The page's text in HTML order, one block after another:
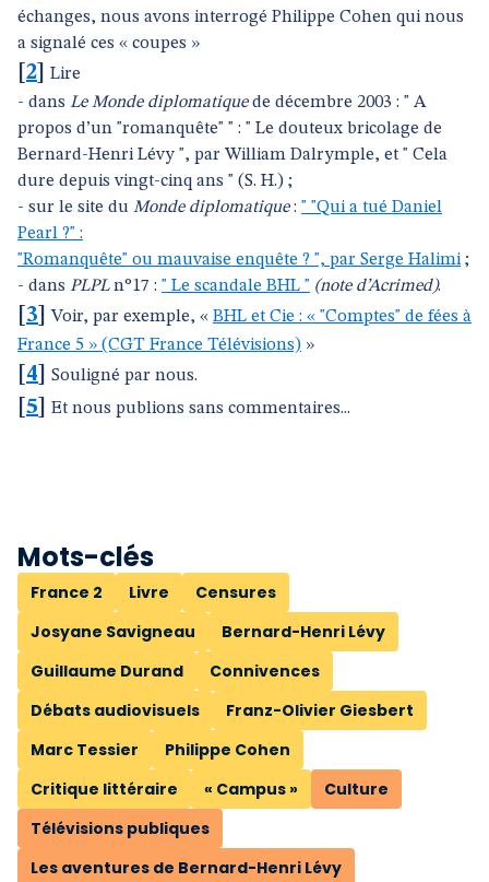
échanges, nous avons interrogé Philippe Cohen qui nous
a signalé ces « coupes »
2
Lire
- dans Le Monde diplomatiquede décembre 2003 : " A
propos d’un "romanquête" " : " Le douteux bricolage de
Bernard-Henri Lévy ", par William Dalrymple, et " Cela
dure depuis vingt-cinq ans " (S. H.) ;
- sur le site du Monde diplomatique: " "Qui a tué Daniel
Pearl ?" :
"Romanquête" ou mauvaise enquête ? ", par Serge Halimi ;
- dans PLPLn°17 : " Le scandale BHL " (note d’Acrimed).
3 ]Voir, par exemple, « BHL et Cie : « "Comptes" de fées à
France 5 » (CGT France Télévisions) »
4 Souligné par nous.
5 Et nous publions sans commentaires...
Mots-clés
France 2 Livre
Censures
Josyane Savigneau
Bernard-Henri Lévy
Guillaume Durand
Connivences
Débats audiovisuels
Franz-Olivier Giesbert
Marc Tessier
Philippe Cohen
Critique littéraire
« Campus »
Culture
Télévisions publiques
Les aventures de Bernard-Henri Lévy